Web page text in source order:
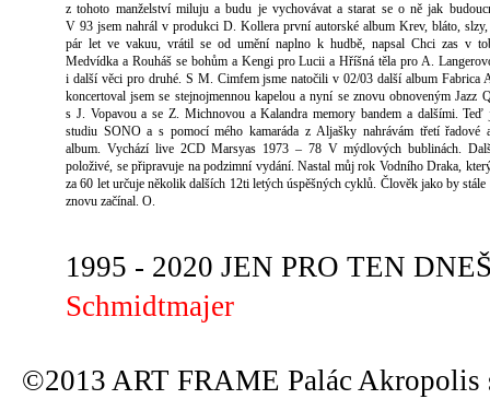
z tohoto manželství miluju a budu je vychovávat a starat se o ně jak
V 93 jsem nahrál v produkci D. Kollera první autorské album Krev, bláto,
pár let ve vakuu, vrátil se od umění naplno k hudbě, napsal Chci zas v
Medvídka a Rouháš se bohům a Kengi pro Lucii a Hříšná těla pro A.
i další věci pro druhé. S M. Cimfem jsme natočili v 02/03 další album Fabrica
koncertoval jsem se stejnojmennou kapelou a nyní se znovu obnoveným Jazz
s J. Vopavou a se Z. Michnovou a Kalandra memory bandem a dalšími. Teď
studiu SONO a s pomocí mého kamaráda z Aljašky nahrávám třetí řadové
album. Vychází live 2CD Marsyas 1973 – 78 V mýdlových bublinách.
položivé, se připravuje na podzimní vydání. Nastal můj rok Vodního Draka,
za 60 let určuje několik dalších 12ti letých úspěšných cyklů. Člověk jako by stále
znovu začínal. O.
1995 - 2020 JEN PRO TEN
Schmidtmajer
©2013 ART FRAME Palác Akropolis